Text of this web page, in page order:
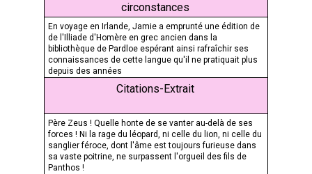
circonstances
Citations-Extrait
En voyage en Irlande, Jamie a emprunté une édition de
de l'Illiade d'Homère en grec ancien dans la
bibliothèque de Pardloe espérant ainsi rafraîchir ses
connaissances de cette langue qu'il ne pratiquait plus
depuis des années
Père Zeus ! Quelle honte de se vanter au-delà de ses
forces ! Ni la rage du léopard, ni celle du lion, ni celle du
sanglier féroce, dont l'âme est toujours furieuse dans
sa vaste poitrine, ne surpassent l'orgueil des fils de
Panthos !